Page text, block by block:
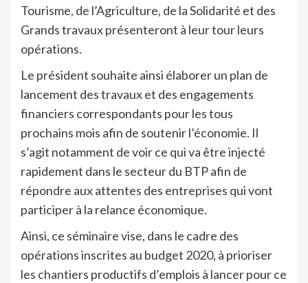
Tourisme, de l’Agriculture, de la Solidarité et des
Grands travaux présenteront à leur tour leurs
opérations.
Le président souhaite ainsi élaborer un plan de
lancement des travaux et des engagements
financiers correspondants pour les tous
prochains mois afin de soutenir l’économie. Il
s’agit notamment de voir ce qui va être injecté
rapidement dans le secteur du BTP afin de
répondre aux attentes des entreprises qui vont
participer à la relance économique.
Ainsi, ce séminaire vise, dans le cadre des
opérations inscrites au budget 2020, à prioriser
les chantiers productifs d’emplois à lancer pour ce